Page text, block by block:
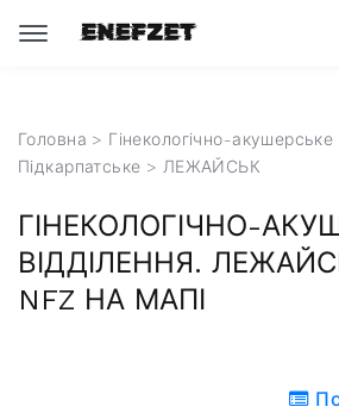
Головна > Гінекологічно-акушерське
Підкарпатське > ЛЕЖАЙСЬК
ГІНЕКОЛОГІЧНО-
ВІДДІЛЕННЯ.
NFZ НА МАПІ